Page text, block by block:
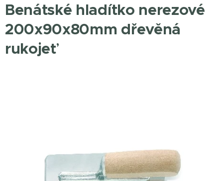
Benátské hladítko nerezové
200x90x80mm dřevěná
rukojeť